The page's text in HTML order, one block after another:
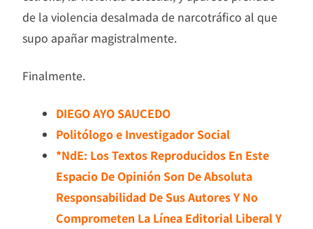
de la violencia desalmada de narcotráfico al que
supo apañar magistralmente.
Finalmente.
DIEGO AYO SAUCEDO
Politólogo e Investigador Social
*NdE: Los Textos Reproducidos En Este
Espacio De Opinión Son De Absoluta
Responsabilidad De Sus Autores Y No
Comprometen La Línea Editorial Liberal Y